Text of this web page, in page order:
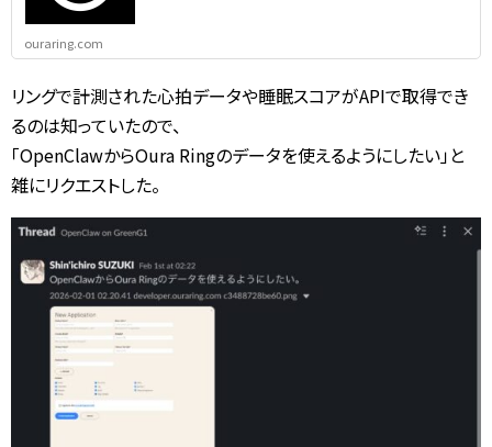
ouraring.com
リングで計測された心拍データや睡眠スコアがAPIで取得でき
るのは知っていたので、
「OpenClawからOura Ringのデータを使えるようにしたい」と
雑にリクエストした。